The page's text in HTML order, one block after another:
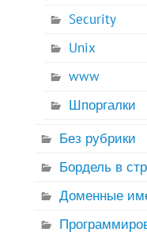
Security
Unix
www
Шпоргалки
Без рубрики
Бордель в
Доменные